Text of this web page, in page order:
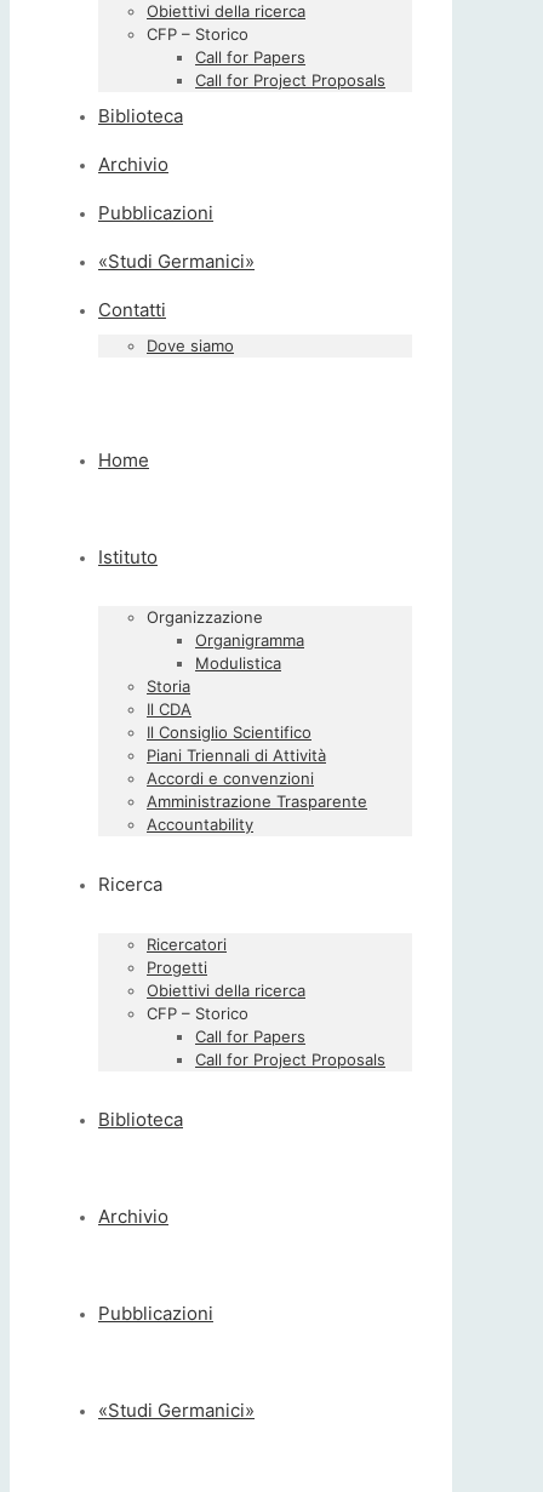
Obiettivi della ricerca
CFP – Storico
Call for Papers
Call for Project Proposals
Biblioteca
Archivio
Pubblicazioni
«Studi Germanici»
Contatti
Dove siamo
Home
Istituto
Organizzazione
Organigramma
Modulistica
Storia
Il CDA
Il Consiglio Scientifico
Piani Triennali di Attività
Accordi e convenzioni
Amministrazione Trasparente
Accountability
Ricerca
Ricercatori
Progetti
Obiettivi della ricerca
CFP – Storico
Call for Papers
Call for Project Proposals
Biblioteca
Archivio
Pubblicazioni
«Studi Germanici»